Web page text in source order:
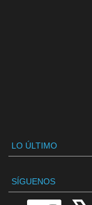
LO ÚLTIMO
SÍGUENOS